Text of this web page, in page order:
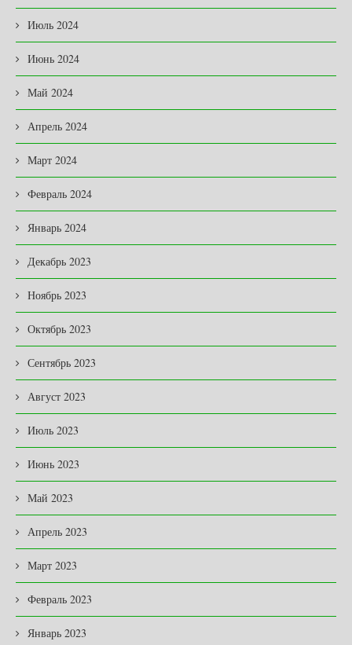
Июль 2024
Июнь 2024
Май 2024
Апрель 2024
Март 2024
Февраль 2024
Январь 2024
Декабрь 2023
Ноябрь 2023
Октябрь 2023
Сентябрь 2023
Август 2023
Июль 2023
Июнь 2023
Май 2023
Апрель 2023
Март 2023
Февраль 2023
Январь 2023